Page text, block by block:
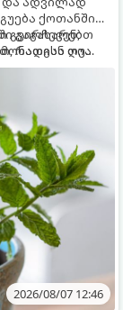
ქოთანში
გვირჩევენ,
რადგან ღია
ძალიან
ავიწროებს.
გაგახარებთ
თუ
2026/08/07 12:46